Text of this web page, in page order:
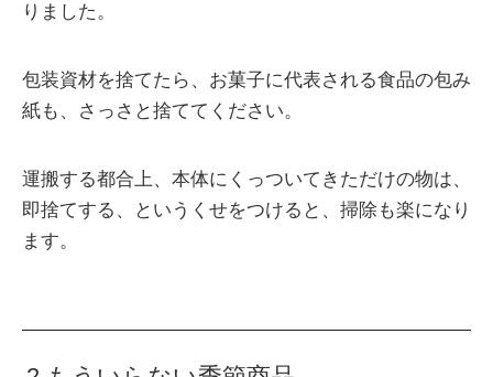
りました。
包装資材を捨てたら、お菓子に代表される食品の包み
紙も、さっさと捨ててください。
運搬する都合上、本体にくっついてきただけの物は、
即捨てする、というくせをつけると、掃除も楽になり
ます。